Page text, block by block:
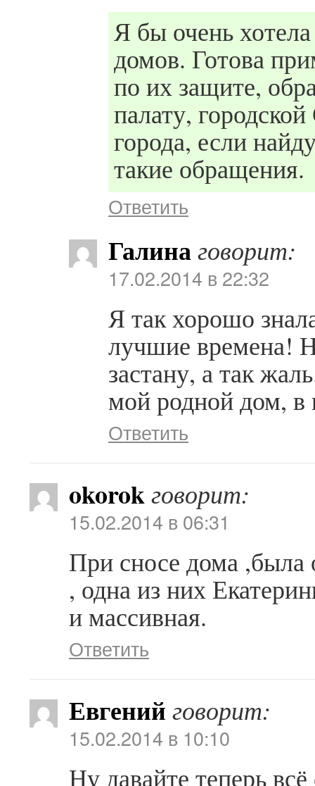
Я бы очень
домов. Готова
по их защите,
палату,
города, если
такие обращения.
Ответить
Галинаговорит:
17.02.2014 в 22:32
Я так хорошо
лучшие времена!
застану, а так
мой родной дом, в
Ответить
okorokговорит:
15.02.2014 в 06:31
При сносе дома ,была
, одна из них
и массивная.
Ответить
Евгений говорит:
15.02.2014 в 10:10
Ну давайте теперь